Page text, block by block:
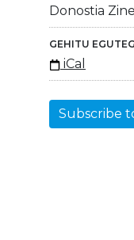
Donostia
GEHITU
iCal
Subscribe